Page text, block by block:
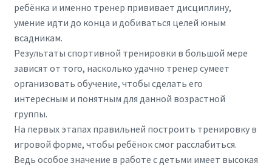
ребёнка и именно тренер прививает дисциплину,
умение идти до конца и добиваться целей юным
всадникам.
Результаты спортивной тренировки в большой мере
зависят от того, насколько удачно тренер сумеет
организовать обучение, чтобы сделать его
интересным и понятным для данной возрастной
группы.
На первых этапах правильней построить тренировку в
игровой форме, чтобы ребёнок смог расслабиться.
Ведь особое значение в работе с детьми имеет высокая